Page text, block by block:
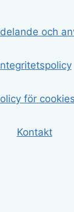
och
för cookies
Kontakt